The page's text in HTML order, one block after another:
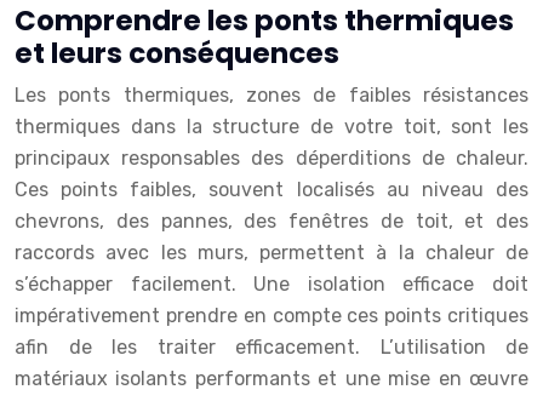
Comprendre les ponts thermiques
et leurs conséquences
Les ponts thermiques, zones de faibles résistances
thermiques dans la structure de votre toit, sont les
principaux responsables des déperditions de chaleur.
Ces points faibles, souvent localisés au niveau des
chevrons, des pannes, des fenêtres de toit, et des
raccords avec les murs, permettent à la chaleur de
s’échapper facilement. Une isolation efficace doit
impérativement prendre en compte ces points critiques
afin de les traiter efficacement. L’utilisation de
matériaux isolants performants et une mise en œuvre